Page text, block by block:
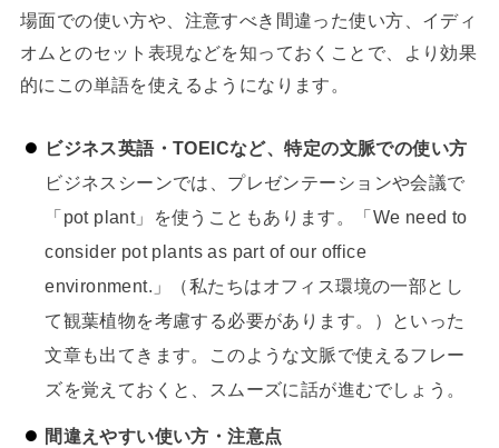
場面での使い方や、注意すべき間違った使い方、イディ
オムとのセット表現などを知っておくことで、より効果
的にこの単語を使えるようになります。
ビジネス英語・TOEICなど、特定の文脈での使い方
ビジネスシーンでは、プレゼンテーションや会議で
「pot plant」を使うこともあります。「We need to
consider pot plants as part of our office
environment.」（私たちはオフィス環境の一部とし
て観葉植物を考慮する必要があります。）といった
文章も出てきます。このような文脈で使えるフレー
ズを覚えておくと、スムーズに話が進むでしょう。
間違えやすい使い方・注意点